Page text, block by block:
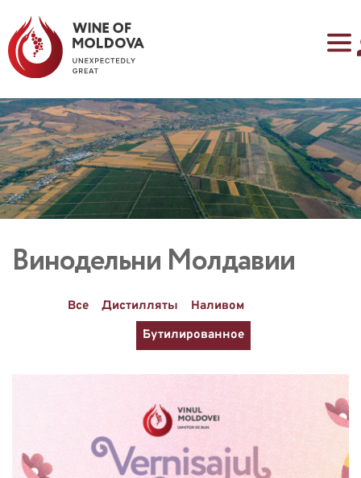
Винодельни Молдавии
Все Дистилляты
Наливом
Бутилированное